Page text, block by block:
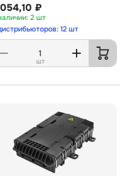
₽
2 шт
12 шт
шт